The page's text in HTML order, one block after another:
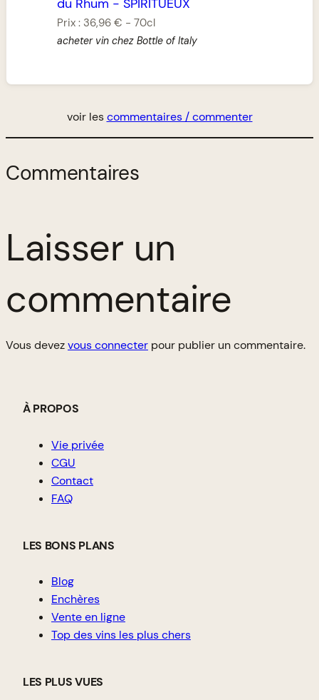
du Rhum -SPIRITUEUX
Prix : 36,96 € -70cl
acheter vin chez Bottle of Italy
voir lescommentaires / commenter
Commentaires
Laisser un
commentaire
Vous devezvous connecter pour publier un commentaire.
À PROPOS
Vie privée
CGU
Contact
FAQ
LES BONS PLANS
Blog
Enchères
Vente en ligne
Top des vins les plus chers
LES PLUS VUES